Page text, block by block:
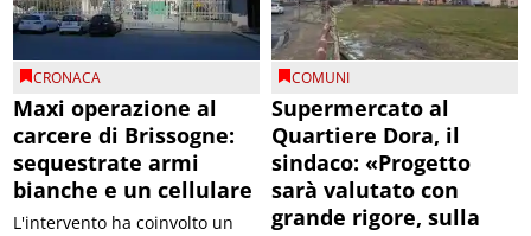
CRONACA
Maxi operazione al
carcere di Brissogne:
sequestrate armi
bianche e un cellulare
L'intervento ha coinvolto un
COMUNI
Supermercato al
Quartiere Dora, il
sindaco: «Progetto
sarà valutato con
grande rigore, sulla